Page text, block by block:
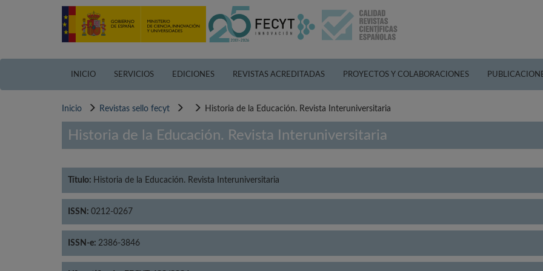
INICIO SERVICIOS EDICIONES REVISTAS ACREDITADAS PROYECTOS Y COLABORACIONES
Inicio Revistas sello fecyt Historia de la Educación. Revista Interuniversitaria
Historia de la Educación. Revista Interuniversitaria
Título: Historia de la Educación. Revista Interuniversitaria
ISSN: 0212-0267
ISSN-e: 2386-3846